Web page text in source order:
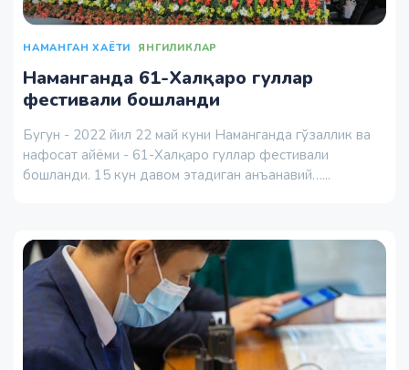
НАМАНГАН ХАЁТИ ЯНГИЛИКЛАР
Наманганда 61-Халқаро гуллар
фестивали бошланди
Бугун - 2022 йил 22 май куни Наманганда гўзаллик ва
нафосат айёми - 61-Халқаро гуллар фестивали
бошланди. 15 кун давом этадиган анъанавий…...